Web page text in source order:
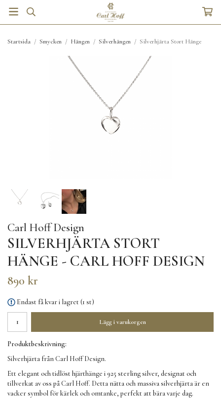
Startsida / Smycken / Hängen / Silverhängen / Silverhjärta Stort Hänge
Carl Hoff Design
SILVERHJÄRTA STORT
HÄNGE - CARL HOFF DESIGN
890 kr
Endast få kvar i lagret (1 st)
Lägg i varukorgen
Produktbeskrivning:
Silverhjärta från Carl Hoff Design.
Ett elegant och tidlöst hjärthänge i 925 sterling silver, designat och
tillverkat av oss på Carl Hoff. Detta nätta och massiva silverhjärta är en
vacker symbol för kärlek och omtanke, perfekt att bära varje dag.